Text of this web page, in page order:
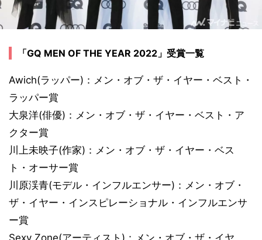
「GQ MEN OF THE YEAR 2022」受賞一覧
Awich(ラッパー)：メン・オブ・ザ・イヤー・ベスト・
ラッパー賞
大泉洋(俳優)：メン・オブ・ザ・イヤー・ベスト・ア
クター賞
川上未映子(作家)：メン・オブ・ザ・イヤー・ベス
ト・オーサー賞
川原渓青(モデル・インフルエンサー)：メン・オブ・
ザ・イヤー・インスピレーショナル・インフルエンサ
ー賞